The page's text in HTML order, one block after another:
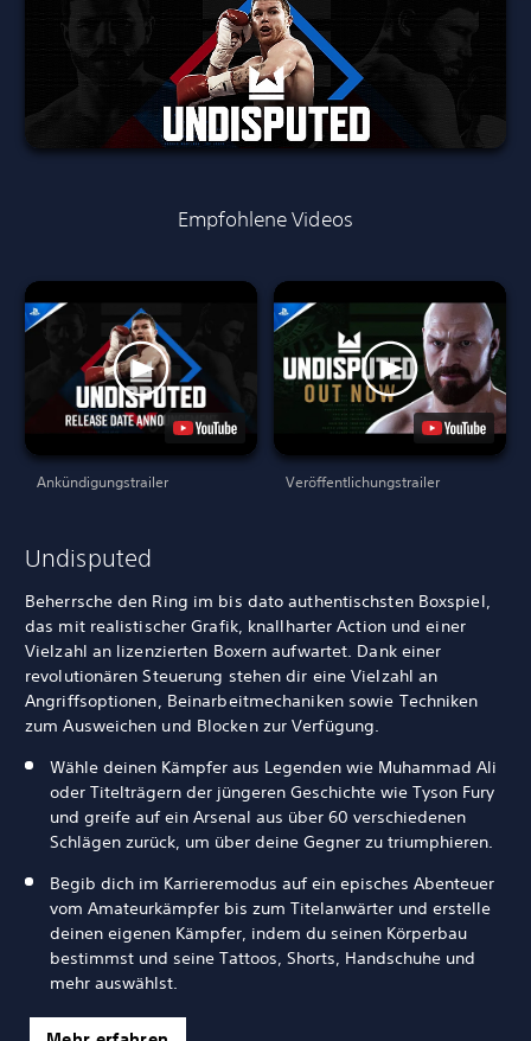
Undisputed
Beherrsche den Ring im bis dato authentischsten Boxspiel,
das mit realistischer Grafik, knallharter Action und einer
Vielzahl an lizenzierten Boxern aufwartet. Dank einer
revolutionären Steuerung stehen dir eine Vielzahl an
Angriffsoptionen, Beinarbeitmechaniken sowie Techniken
zum Ausweichen und Blocken zur Verfügung.
Wähle deinen Kämpfer aus Legenden wie Muhammad Ali
oder Titelträgern der jüngeren Geschichte wie Tyson Fury
und greife auf ein Arsenal aus über 60 verschiedenen
Schlägen zurück, um über deine Gegner zu triumphieren.
Begib dich im Karrieremodus auf ein episches Abenteuer
vom Amateurkämpfer bis zum Titelanwärter und erstelle
deinen eigenen Kämpfer, indem du seinen Körperbau
bestimmst und seine Tattoos, Shorts, Handschuhe und
mehr auswählst.
Empfohlene Videos
Ankündigungstrailer Veröffentlichungstrailer